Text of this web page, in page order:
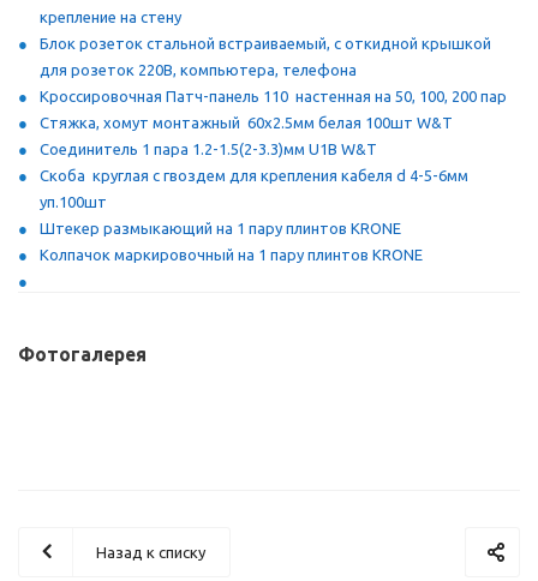
крепление на стену
Блок розеток стальной встраиваемый, с откидной крышкой
для розеток 220В, компьютера, телефона
Кроссировочная Патч-панель 110 настенная на 50, 100, 200 пар
Стяжка, хомут монтажный 60х2.5мм белая 100шт W&T
Соединитель 1 пара 1.2-1.5(2-3.3)мм U1B W&T
Скоба круглая с гвоздем для крепления кабеля d 4-5-6мм
уп.100шт
Штекер размыкающий на 1 пару плинтов KRONE
Колпачок маркировочный на 1 пару плинтов KRONE
Фотогалерея
Назад к списку